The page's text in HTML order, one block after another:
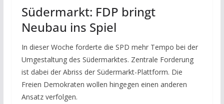
Südermarkt: FDP bringt
Neubau ins Spiel
In dieser Woche forderte die SPD mehr Tempo bei der
Umgestaltung des Südermarktes. Zentrale Forderung
ist dabei der Abriss der Südermarkt-Plattform. Die
Freien Demokraten wollen hingegen einen anderen
Ansatz verfolgen.